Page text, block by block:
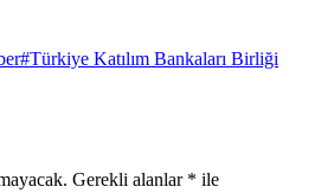
#Türkiye Katılım Bankaları Birliği
Gerekli alanlar * ile